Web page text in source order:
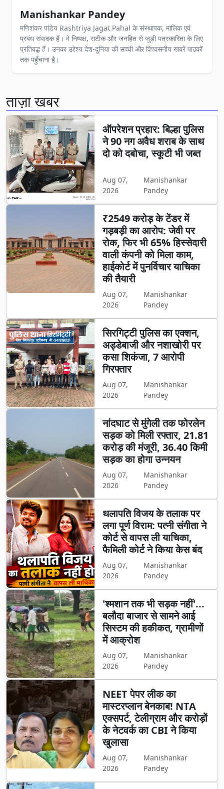
Manishankar Pandey
मणिशंकर पांडेय Rashtriya Jagat Pahal के संस्थापक, मालिक एवं
प्रबंध संपादक हैं। वे निष्पक्ष, सटीक और जनहित से जुड़ी पत्रकारिता के लिए
प्रतिबद्ध हैं। उनका उद्देश्य देश-दुनिया की सच्ची और विश्वसनीय खबरें पाठकों
तक पहुँचाना है।
ताज़ा खबर
ऑपरेशन प्रहार: बिल्हा पुलिस
ने 90 नग अवैध शराब के साथ
दो को दबोचा, स्कूटी भी जब्त
Aug 07,
2026
Manishankar
Pandey
₹2549 करोड़ के टेंडर में
गड़बड़ी का आरोप: जेवी पर
रोक, फिर भी 65% हिस्सेदारी
वाली कंपनी को मिला काम,
हाईकोर्ट में पुनर्विचार याचिका
की तैयारी
Aug 07,
2026
Manishankar
Pandey
सिरगिट्टी पुलिस का एक्शन,
अड्डेबाजी और नशाखोरी पर
कसा शिकंजा, 7 आरोपी
गिरफ्तार
Aug 07,
2026
Manishankar
Pandey
नांदघाट से मुंगेली तक फोरलेन
सड़क को मिली रफ्तार, 21.81
करोड़ की मंजूरी, 36.40 किमी
सड़क का होगा उन्नयन
Aug 07,
2026
Manishankar
Pandey
थलापति विजय के तलाक पर
लगा पूर्ण विराम: पत्नी संगीता ने
कोर्ट से वापस ली याचिका,
फैमिली कोर्ट ने किया केस बंद
Aug 07,
2026
Manishankar
Pandey
'श्मशान तक भी सड़क नहीं'...
बलौदा बाजार से सामने आई
सिस्टम की हकीकत, ग्रामीणों
में आक्रोश
Aug 07,
2026
Manishankar
Pandey
NEET पेपर लीक का
मास्टरप्लान बेनकाब! NTA
एक्सपर्ट, टेलीग्राम और करोड़ों
के नेटवर्क का CBI ने किया
खुलासा
Aug 07,
2026
Manishankar
Pandey